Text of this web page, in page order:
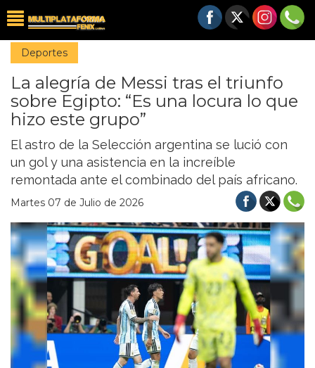
Deportes
La alegría de Messi tras el triunfo
sobre Egipto: “Es una locura lo que
hizo este grupo”
El astro de la Selección argentina se lució con
un gol y una asistencia en la increíble
remontada ante el combinado del país africano.
Martes 07 de Julio de 2026